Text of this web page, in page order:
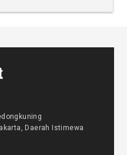
Daerah Istimewa